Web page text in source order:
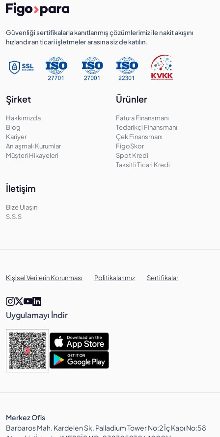
Güvenliği sertifikalarla kanıtlanmış çözümlerimiz ile nakit akışını
hızlandıran ticari işletmeler arasına siz de katılın.
Şirket
Hakkımızda
Blog
Kariyer
Anlaşmalı Kurumlar
Müşteri Hikayeleri
Ürünler
Fatura Finansmanı
Tedarikçi Finansmanı
Çek Finansmanı
FigoSkor
Spot Kredi
Taksitli Ticari Kredi
İletişim
Bize Ulaşın
S.S.S
Kişisel Verilerin Korunması Politikalarımız Sertifikalar
Uygulamayı İndir
Merkez Ofis
Barbaros Mah. Kardelen Sk. Palladium Tower No:2 İç Kapı No:58